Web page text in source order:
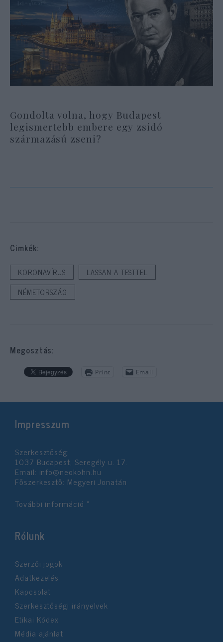
Gondolta volna, hogy Budapest
legismertebb embere egy zsidó
származású zseni?
Cimkék:
KORONAVÍRUS
LASSAN A TESTTEL
NÉMETORSZÁG
Megosztás:
Print Email
Impresszum
Szerkesztőség:
1037 Budapest, Seregély u. 17.
Email: info@neokohn.hu
Főszerkesztő: Megyeri Jonatán
További információ »
Rólunk
Szerzői jogok
Adatkezelés
Kapcsolat
Szerkesztőségi irányelvek
Etikai Kódex
Média ajánlat